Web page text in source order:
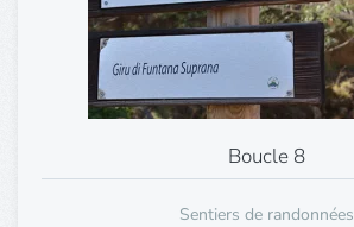
Boucle 8
Sentiers de randonnées